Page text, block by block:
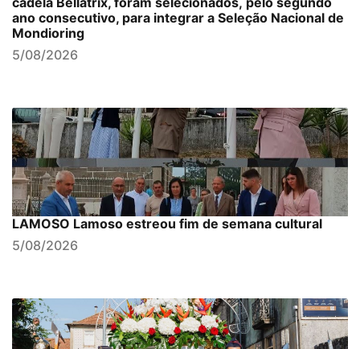
ano consecutivo, para integrar a Seleção Nacional de
Mondioring
5/08/2026
LAMOSO Lamoso estreou fim de semana cultural
5/08/2026